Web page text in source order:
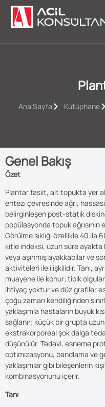
Ana Sayfa Kütüphane
Genel Bakış
Özet
Plantar fasiit, alt topukta yer
entezi çevresinde ağrı,
belirginleşen post-statik
popülasyonda topuk
Görülme sıklığı özellikle 40 ila
kitle indeksi, uzun süre ayakta
veya aşınmış ayakkabılar ve
aktiviteleri ile ilişkilidir. Tanı,
muayene ile konur; tipik
ihtiyaç yoktur ve düz grafiler
çoğu zaman kendiliğinden
yaklaşımla hastaların büyük
sağlanır; küçük bir grupta
ekstrakorporeal şok dalga
düşünülür. Tedavi, esneme
optimizasyonu, bandlama ve
yaklaşımlar gibi bileşenlerin
kombinasyonunu içerir.
Tanı